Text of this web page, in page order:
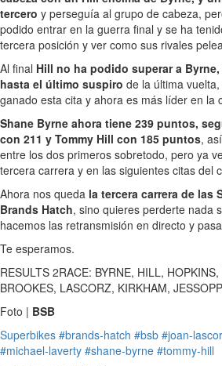
tercero y perseguía al grupo de cabeza,
podido entrar en la guerra final y se ha
tercera posición y ver como sus rivales
Al final Hill no ha podido superar a
hasta el último suspiro de la última
ganado esta cita y ahora es más líder en la
Shane Byrne ahora tiene 239 puntos,
con 211 y Tommy Hill con 185 puntos,
entre los dos primeros sobretodo, pero ya
tercera carrera y en las siguientes citas del
Ahora nos queda la tercera carrera de las
Brands Hatch, sino quieres perderte nada
hacemos las retransmisión en directo y
Te esperamos.
RESULTS 2RACE: BYRNE, HILL,
BROOKES, LASCORZ, KIRKHAM,
Foto | BSB
Superbikes #brands-hatch #bsb #joan-
#michael-laverty #shane-byrne #tommy-hill